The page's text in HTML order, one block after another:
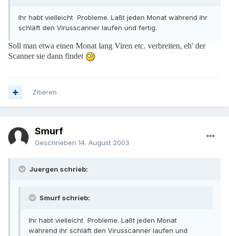
Ihr habt vielleicht Probleme. Laßt jeden Monat während ihr
schläft den Virusscanner laufen und fertig.
Soll man etwa einen Monat lang Viren etc. verbreiten, eh' der
Scanner sie dann findet
Zitieren
Smurf
Geschrieben 14. August 2003
Juergen schrieb:
Smurf schrieb:
Ihr habt vielleicht Probleme. Laßt jeden Monat
während ihr schläft den Virusscanner laufen und